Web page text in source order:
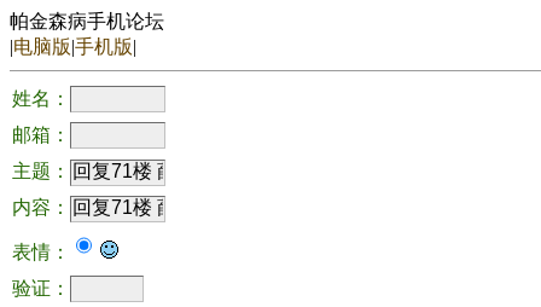
帕金森病手机论坛
|电脑版|手机版|
姓名：
邮箱：
主题：
内容：
表情：
验证：